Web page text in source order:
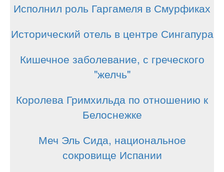
Исполнил роль Гаргамеля в Смурфиках
Исторический отель в центре Сингапура
Кишечное заболевание, с греческого
"желчь"
Королева Гримхильда по отношению к
Белоснежке
Меч Эль Сида, национальное
сокровище Испании